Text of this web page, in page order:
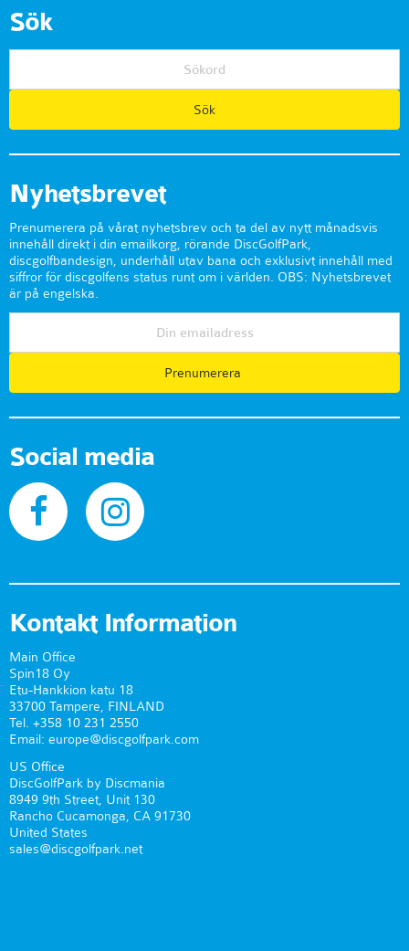
Sök
Nyhetsbrevet
Prenumerera på vårat nyhetsbrev och ta del av nytt månadsvis
innehåll direkt i din emailkorg, rörande DiscGolfPark,
discgolfbandesign, underhåll utav bana och exklusivt innehåll med
siffror för discgolfens status runt om i världen. OBS: Nyhetsbrevet
är på engelska.
Prenumerera
Social media
Kontakt Information
Main Office
Spin18 Oy
Etu-Hankkion katu 18
33700 Tampere, FINLAND
Tel. +358 10 231 2550
Email: europe@discgolfpark.com
US Office
DiscGolfPark by Discmania
8949 9th Street, Unit 130
Rancho Cucamonga, CA 91730
United States
sales@discgolfpark.net